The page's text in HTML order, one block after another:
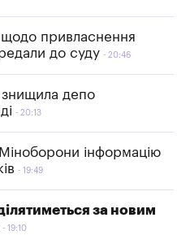
привласнення
до суду
20:46
знищила депо
20:13
інформацію
19:49
за новим
19:10